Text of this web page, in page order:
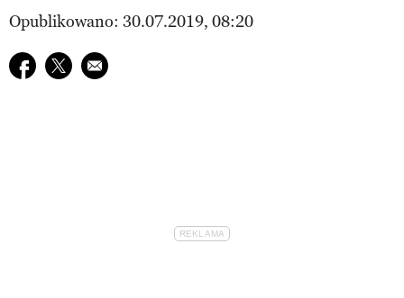
Opublikowano: 30.07.2019, 08:20
Udostępnij na facebook
Udostępnij na twitter
E-mail do przyjaciela